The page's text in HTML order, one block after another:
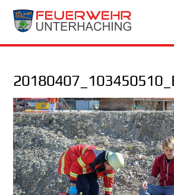
Skip